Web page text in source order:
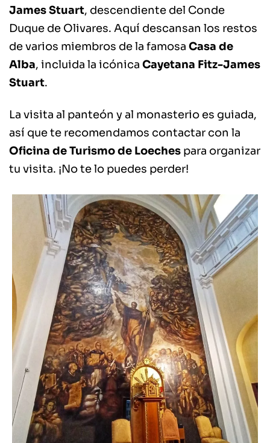
James Stuart, descendiente del Conde
Duque de Olivares. Aquí descansan los restos
de varios miembros de la famosa Casa de
Alba, incluida la icónica Cayetana Fitz-James
Stuart.
La visita al panteón y al monasterio es guiada,
así que te recomendamos contactar con la
Oficina de Turismo de Loeches para organizar
tu visita. ¡No te lo puedes perder!